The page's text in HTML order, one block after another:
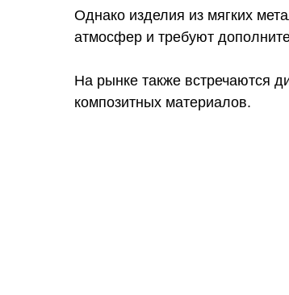
Однако изделия из мягких
атмосфер и требуют
На рынке также встречаются
композитных материалов.